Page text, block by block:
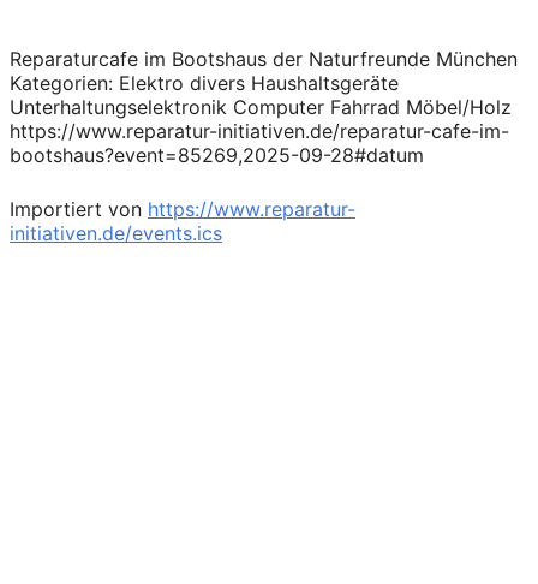
Reparaturcafe im Bootshaus der Naturfreunde München
Kategorien: Elektro divers Haushaltsgeräte
Unterhaltungselektronik Computer Fahrrad Möbel/Holz
https://www.reparatur-initiativen.de/reparatur-cafe-im-
bootshaus?event=85269,2025-09-28#datum
Importiert von https://www.reparatur-
initiativen.de/events.ics